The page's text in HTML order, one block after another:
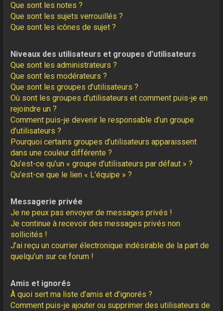
Que sont les notes ?
Que sont les sujets verrouillés ?
Que sont les icônes de sujet ?
Niveaux des utilisateurs et groupes d’utilisateurs
Que sont les administrateurs ?
Que sont les modérateurs ?
Que sont les groupes d’utilisateurs ?
Où sont les groupes d’utilisateurs et comment puis-je en
rejoindre un ?
Comment puis-je devenir le responsable d’un groupe
d’utilisateurs ?
Pourquoi certains groupes d’utilisateurs apparaissent
dans une couleur différente ?
Qu’est-ce qu’un « groupe d’utilisateurs par défaut » ?
Qu’est-ce que le lien « L’équipe » ?
Messagerie privée
Je ne peux pas envoyer de messages privés !
Je continue à recevoir des messages privés non
sollicités !
J’ai reçu un courrier électronique indésirable de la part de
quelqu’un sur ce forum !
Amis et ignorés
À quoi sert ma liste d’amis et d’ignorés ?
Comment puis-je ajouter ou supprimer des utilisateurs de